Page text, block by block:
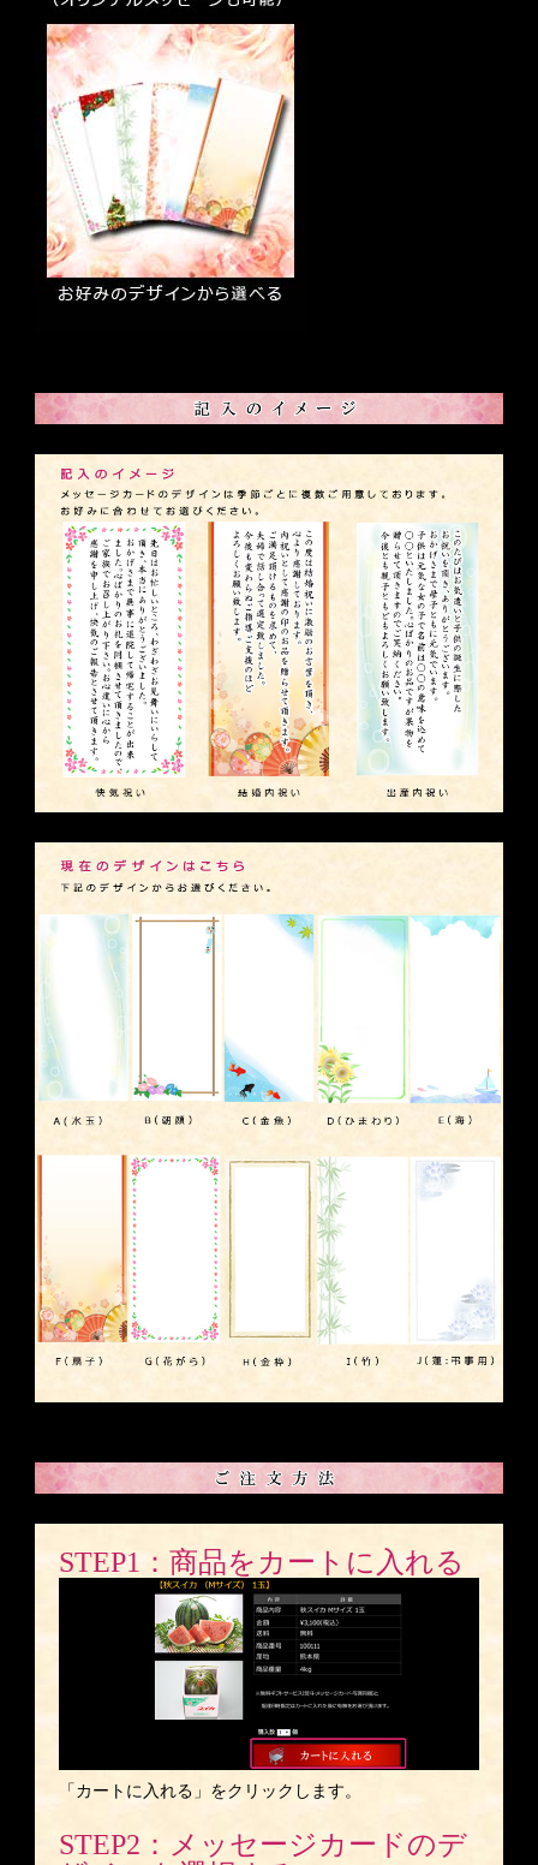
STEP1：商品をカートに入れる
「カートに入れる」をクリックします。
STEP2：メッセージカードのデ